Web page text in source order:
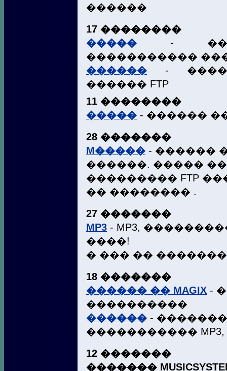
������
17 ��������
����� -
�����������
������ -
������ FTP
11 ��������
����� - ������
28 �������
M����� - ������
������. �����
��������� FTP
�� �������� .
27 �������
MP3 - MP3,
����!
� ��� ��
18 �������
������ �� MAGIX -
����������
������ -
�����������
12 �������
�������